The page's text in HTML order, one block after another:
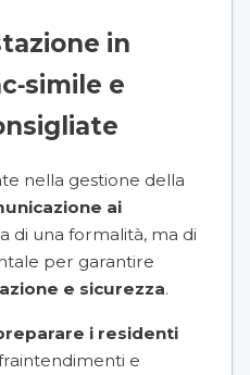
in
e
nella gestione della
ai
di una formalità, ma di
per garantire
e sicurezza.
i residenti
e